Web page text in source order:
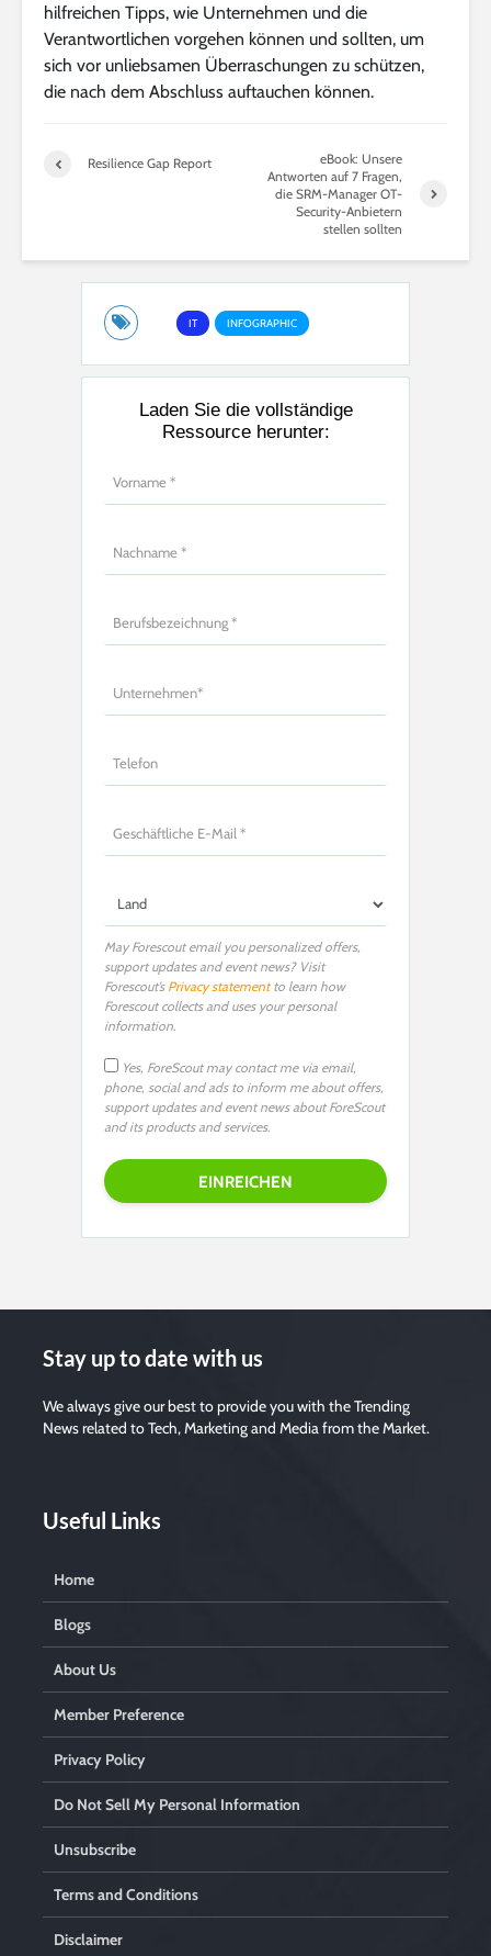
hilfreichen Tipps, wie Unternehmen und die
Verantwortlichen vorgehen können und sollten, um
sich vor unliebsamen Überraschungen zu schützen,
die nach dem Abschluss auftauchen können.
Resilience Gap Report
eBook: Unsere
Antworten auf 7 Fragen,
die SRM-Manager OT-
Security-Anbietern
stellen sollten
IT INFOGRAPHIC
Laden Sie die vollständige
Ressource herunter:
May Forescout email you personalized offers,
support updates and event news? Visit
Forescout’s Privacy statementto learn how
Forescout collects and uses your personal
information.
Yes, ForeScout may contact me via email,
phone, social and ads to inform me about offers,
support updates and event news about ForeScout
and its products and services.
Stay up to date with us
We always give our best to provide you with the Trending
News related to Tech, Marketing and Media from the Market.
Useful Links
Home
Blogs
About Us
Member Preference
Privacy Policy
Do Not Sell My Personal Information
Unsubscribe
Terms and Conditions
Disclaimer